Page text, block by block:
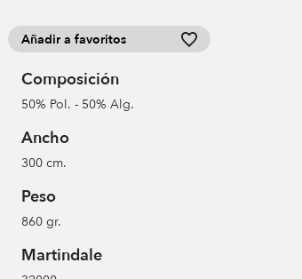
Añadir a favoritos
Composición
50% Pol. - 50% Alg.
Ancho
300 cm.
Peso
860 gr.
Martindale